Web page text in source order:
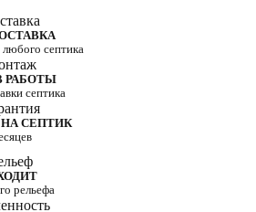
любого септика
РАБОТЫ
септика
НА СЕПТИК
рельефа